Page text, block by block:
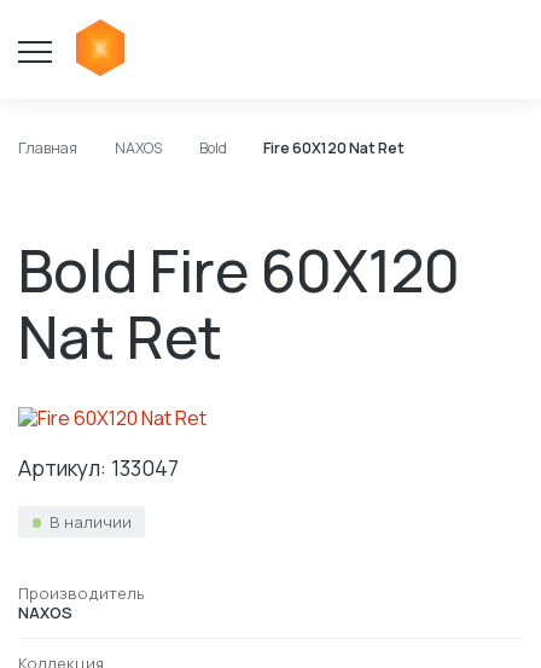
Главная NAXOS Bold Fire 60X120 Nat Ret
Bold Fire 60X120
Nat Ret
Артикул: 133047
В наличии
Производитель
NAXOS
Коллекция